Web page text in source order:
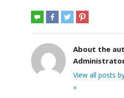
About the
View all posts
»